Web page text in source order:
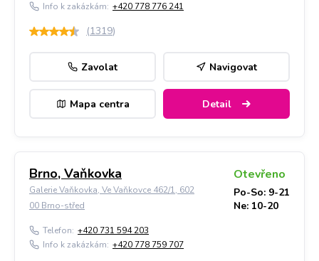
Info k zakázkám: +420 778 776 241
(1319)
Zavolat Navigovat
Mapa centra Detail
Brno, Vaňkovka
Galerie Vaňkovka, Ve Vaňkovce 462/1, 602
00 Brno-střed
Otevřeno
Po-So: 9-21
Ne: 10-20
Telefon: +420 731 594 203
Info k zakázkám: +420 778 759 707